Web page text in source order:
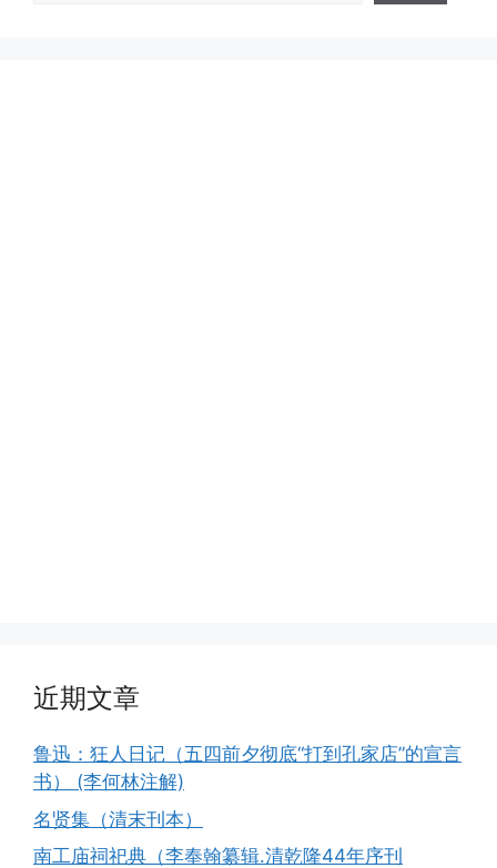
近期文章
鲁迅：狂人日记（五四前夕彻底“打到孔家店”的宣言
书） (李何林注解)
名贤集（清末刊本）
南工庙祠祀典（李奉翰纂辑.清乾隆44年序刊